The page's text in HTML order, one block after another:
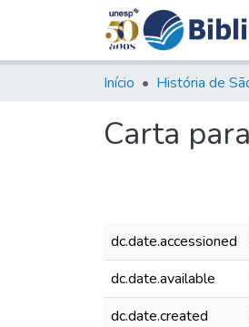
Início História de
Carta
dc.date.accessioned
dc.date.available
dc.date.created